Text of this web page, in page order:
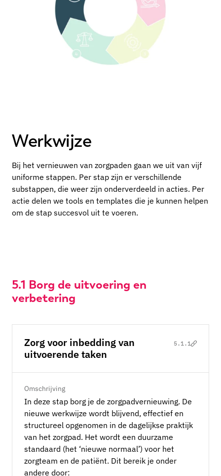
Werkwijze
Bij het vernieuwen van zorgpaden gaan we uit van vijf
uniforme stappen. Per stap zijn er verschillende
substappen, die weer zijn onderverdeeld in acties. Per
actie delen we tools en templates die je kunnen helpen
om de stap succesvol uit te voeren.
5.1 Borg de uitvoering en
verbetering
Zorg voor inbedding van
uitvoerende taken
5.1.1
Omschrijving
In deze stap borg je de zorgpadvernieuwing. De
nieuwe werkwijze wordt blijvend, effectief en
structureel opgenomen in de dagelijkse praktijk
van het zorgpad. Het wordt een duurzame
standaard (het ‘nieuwe normaal’) voor het
zorgteam en de patiënt. Dit bereik je onder
andere door: